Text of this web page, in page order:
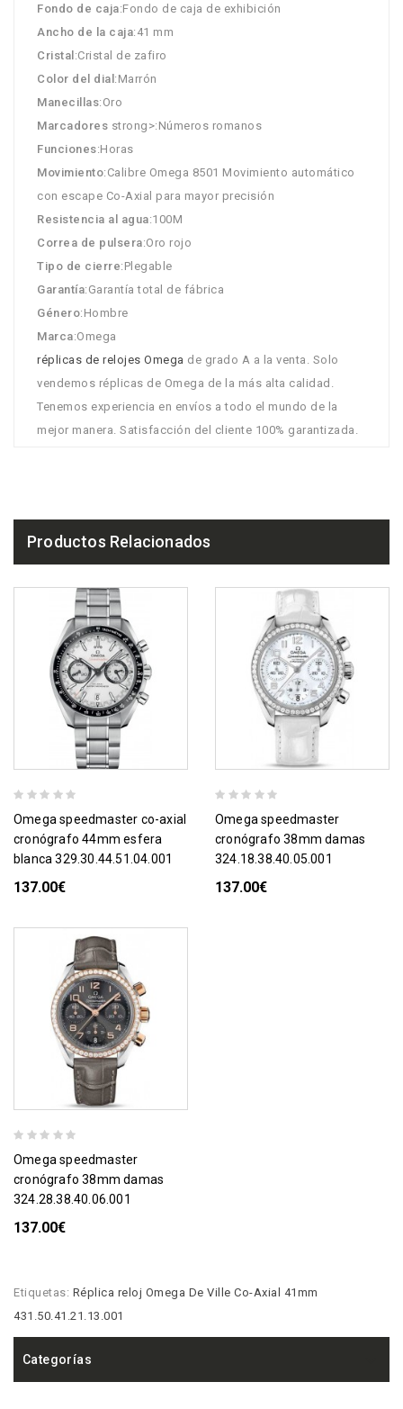
Fondo de caja:Fondo de caja de exhibición
Ancho de la caja:41 mm
Cristal :Cristal de zafiro
Color del dial :Marrón
Manecillas:Oro
Marcadores strong>:Números romanos
Funciones:Horas
Movimiento:Calibre Omega 8501 Movimiento automático
con escape Co-Axial para mayor precisión
Resistencia al agua:100M
Correa de pulsera:Oro rojo
Tipo de cierre:Plegable
Garantía:Garantía total de fábrica
Género:Hombre
Marca:Omega
réplicas de relojes Omega de grado A a la venta. Solo
vendemos réplicas de Omega de la más alta calidad.
Tenemos experiencia en envíos a todo el mundo de la
mejor manera. Satisfacción del cliente 100% garantizada.
Productos Relacionados
omega speedmaster co-axial
cronógrafo 44mm esfera
blanca 329.30.44.51.04.001
137.00€
omega speedmaster
cronógrafo 38mm damas
324.18.38.40.05.001
137.00€
omega speedmaster
cronógrafo 38mm damas
324.28.38.40.06.001
137.00€
Etiquetas: Réplica reloj Omega De Ville Co-Axial 41mm
431.50.41.21.13.001
Categorías